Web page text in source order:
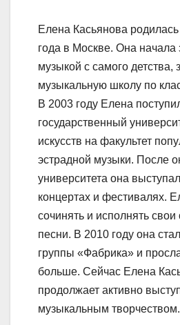
Елена Касьянова
года в Москве. Она начала
музыкой с самого детства,
музыкальную школу по
В 2003 году Елена
государственный
искусств на факультет
эстрадной музыки. После
университета она
концертах и фестивалях.
сочинять и исполнять
песни. В 2010 году она
группы «Фабрика» и
больше. Сейчас Елена
продолжает активно
музыкальным творчеством.